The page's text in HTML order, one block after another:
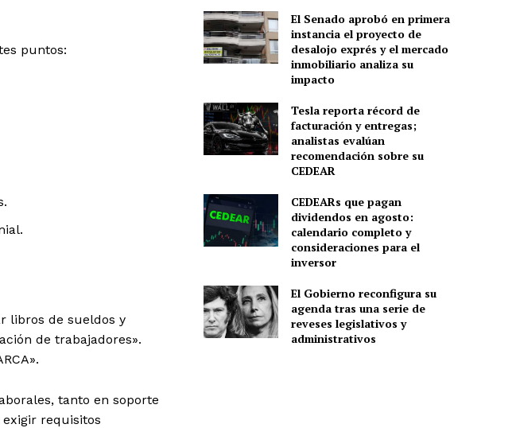
puntos:
libros de sueldos y
de trabajadores».
tanto en soporte
requisitos
El Senado aprobó en primera
instancia el proyecto de
desalojo exprés y el mercado
inmobiliario analiza su
impacto
Tesla reporta récord de
facturación y entregas;
analistas evalúan
recomendación sobre su
CEDEAR
CEDEARs que pagan
dividendos en agosto:
calendario completo y
consideraciones para el
inversor
El Gobierno reconfigura su
agenda tras una serie de
reveses legislativos y
administrativos